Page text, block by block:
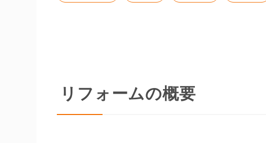
リフォームの概要